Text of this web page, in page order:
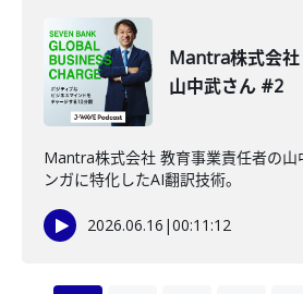
Mantra株式会
山中武さん #2
Mantra株式会社 教育事業責任者の
ンガに特化したAI翻訳技術。
2026.06.16 |00:11:12